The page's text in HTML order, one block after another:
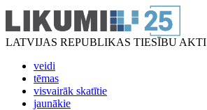
LATVIJAS REPUBLIKAS TIESĪBU AKTI
veidi
tēmas
visvairāk skatītie
jaunākie